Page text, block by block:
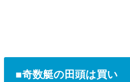
■奇数艇の田頭は買い